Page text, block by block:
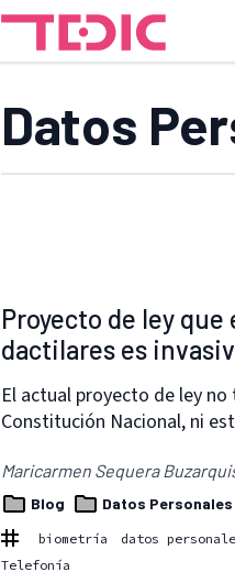
Datos
Proyecto de ley
dactilares es
El actual proyecto de ley
Constitución Nacional, ni
Maricarmen Sequera
Blog
Datos Personales
biometría datos
Telefonía